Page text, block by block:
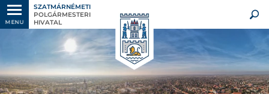
MENU
SZATMÁRNÉMETI
POLGÁRMESTERI
HIVATAL